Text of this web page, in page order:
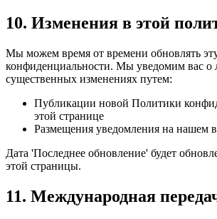
10. Изменения в этой
Мы можем время от времени обновлять
конфиденциальности. Мы уведомим вас
существенных изменениях путем:
Публикации новой Политики
этой странице
Размещения уведомления на нашем
Дата 'Последнее обновление' будет
этой страницы.
11. Международная